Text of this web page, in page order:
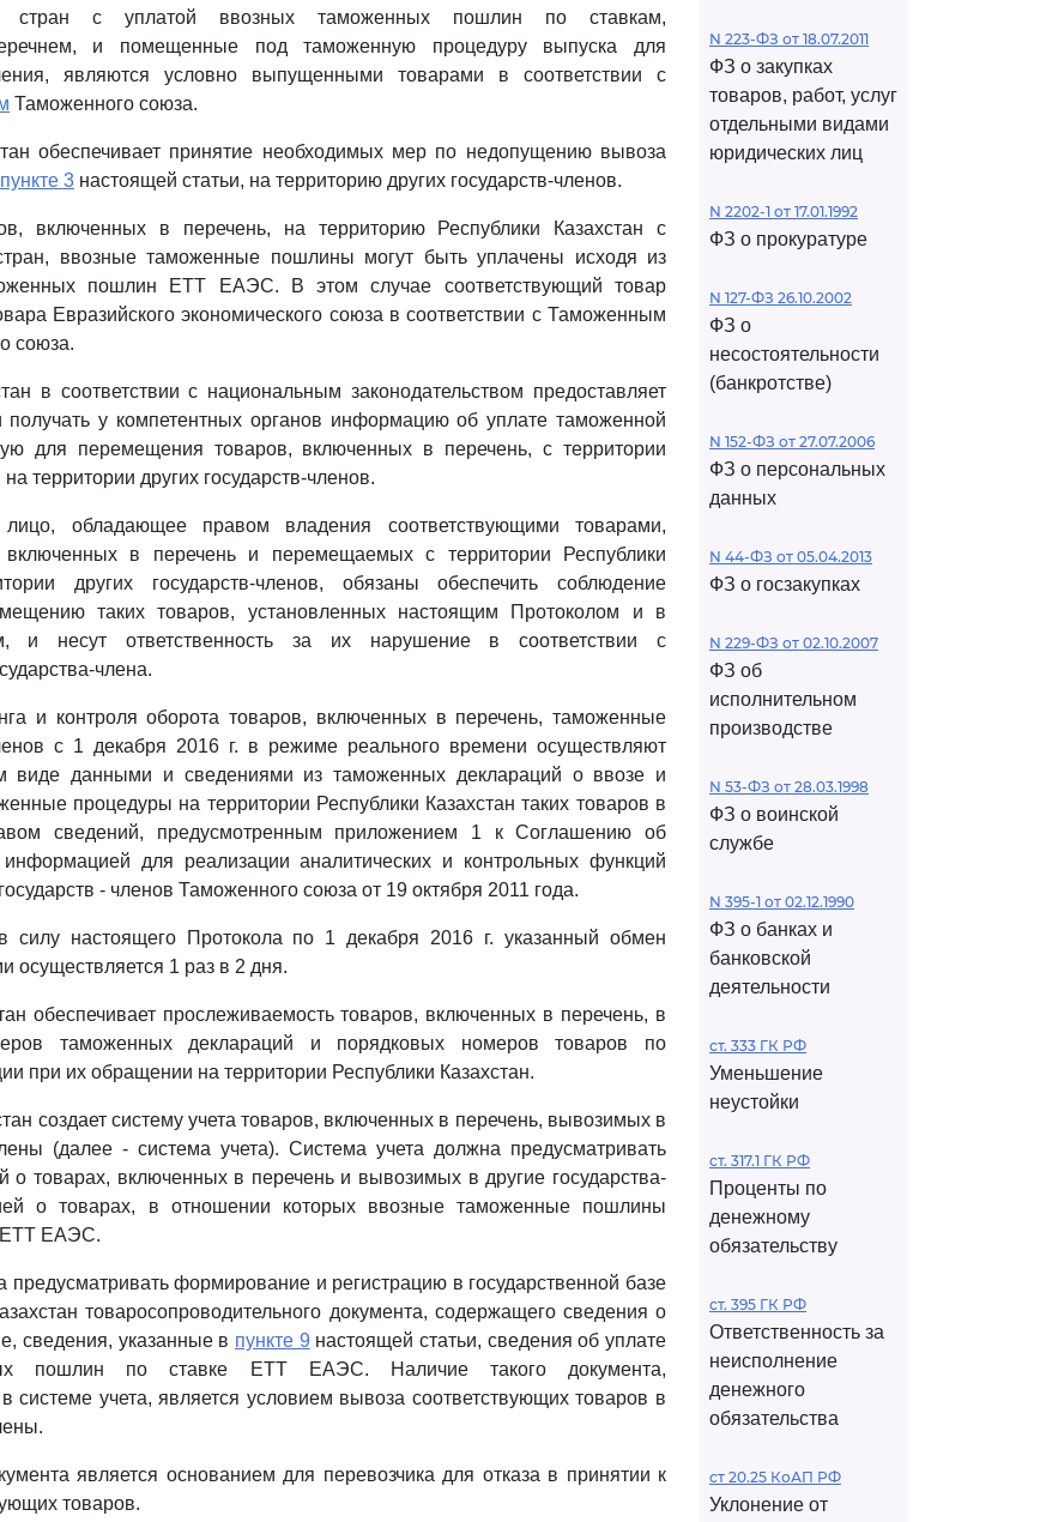
стран с уплатой ввозных таможенных пошлин по ставкам,
и помещенные под таможенную процедуру выпуска для
являются условно выпущенными товарами в соответствии с
Таможенного союза.
обеспечивает принятие необходимых мер по недопущению вывоза
пункте 3 настоящей статьи, на территорию других государств-членов.
включенных в перечень, на территорию Республики Казахстан с
ввозные таможенные пошлины могут быть уплачены исходя из
пошлин ЕТТ ЕАЭС. В этом случае соответствующий товар
Евразийского экономического союза в соответствии с Таможенным
союза.
в соответствии с национальным законодательством предоставляет
получать у компетентных органов информацию об уплате таможенной
для перемещения товаров, включенных в перечень, с территории
территории других государств-членов.
обладающее правом владения соответствующими товарами,
включенных в перечень и перемещаемых с территории Республики
других государств-членов, обязаны обеспечить соблюдение
таких товаров, установленных настоящим Протоколом и в
и несут ответственность за их нарушение в соответствии с
члена.
и контроля оборота товаров, включенных в перечень, таможенные
с 1 декабря 2016 г. в режиме реального времени осуществляют
виде данными и сведениями из таможенных деклараций о ввозе и
процедуры на территории Республики Казахстан таких товаров в
сведений, предусмотренным приложением 1 к Соглашению об
для реализации аналитических и контрольных функций
- членов Таможенного союза от 19 октября 2011 года.
силу настоящего Протокола по 1 декабря 2016 г. указанный обмен
осуществляется 1 раз в 2 дня.
обеспечивает прослеживаемость товаров, включенных в перечень, в
таможенных деклараций и порядковых номеров товаров по
при их обращении на территории Республики Казахстан.
создает систему учета товаров, включенных в перечень, вывозимых в
(далее - система учета). Система учета должна предусматривать
о товарах, включенных в перечень и вывозимых в другие государства-
о товарах, в отношении которых ввозные таможенные пошлины
ЕТТ ЕАЭС.
предусматривать формирование и регистрацию в государственной базе
товаросопроводительного документа, содержащего сведения о
сведения, указанные в пункте 9 настоящей статьи, сведения об уплате
пошлин по ставке ЕТТ ЕАЭС. Наличие такого документа,
в системе учета, является условием вывоза соответствующих товаров в
является основанием для перевозчика для отказа в принятии к
товаров.
N 223-ФЗ от 18.07.2011
ФЗ о закупках
товаров, работ, услуг
отдельными видами
юридических лиц
N 2202-1 от 17.01.1992
ФЗ о прокуратуре
N 127-ФЗ 26.10.2002
ФЗ о
несостоятельности
(банкротстве)
N 152-ФЗ от 27.07.2006
ФЗ о персональных
данных
N 44-ФЗ от 05.04.2013
ФЗ о госзакупках
N 229-ФЗ от 02.10.2007
ФЗ об
исполнительном
производстве
N 53-ФЗ от 28.03.1998
ФЗ о воинской
службе
N 395-1 от 02.12.1990
ФЗ о банках и
банковской
деятельности
ст. 333 ГК РФ
Уменьшение
неустойки
ст. 317.1 ГК РФ
Проценты по
денежному
обязательству
ст. 395 ГК РФ
Ответственность за
неисполнение
денежного
обязательства
ст 20.25 КоАП РФ
Уклонение от